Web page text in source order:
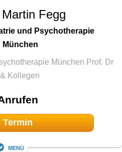
Fegg
und Psychotherapie
München
München Prof. Dr
Kollegen
Termin
Menü